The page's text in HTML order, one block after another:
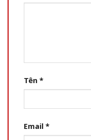
Tên *
Email *